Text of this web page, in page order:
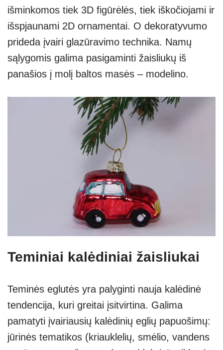
išminkomos tiek 3D figūrėlės, tiek iškočiojami ir
išspjaunami 2D ornamentai. O dekoratyvumo
prideda įvairi glazūravimo technika. Namų
sąlygomis galima pasigaminti žaisliukų iš
panašios į molį baltos masės – modelino.
Teminiai kalėdiniai žaisliukai
Teminės eglutės yra palyginti nauja kalėdinė
tendencija, kuri greitai įsitvirtina. Galima
pamatyti įvairiausių kalėdinių eglių papuošimų:
jūrinės tematikos (kriauklelių, smėlio, vandens